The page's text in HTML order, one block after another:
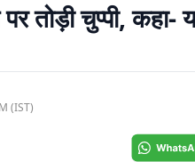
तोड़ी चुप्पी, कहा-
(IST)